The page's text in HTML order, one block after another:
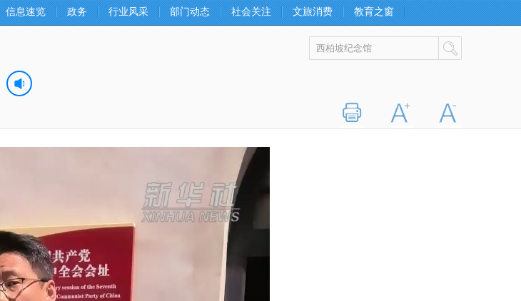
信息速览 政务 行业风采 部门动态 社会关注 文旅消费 教育之窗